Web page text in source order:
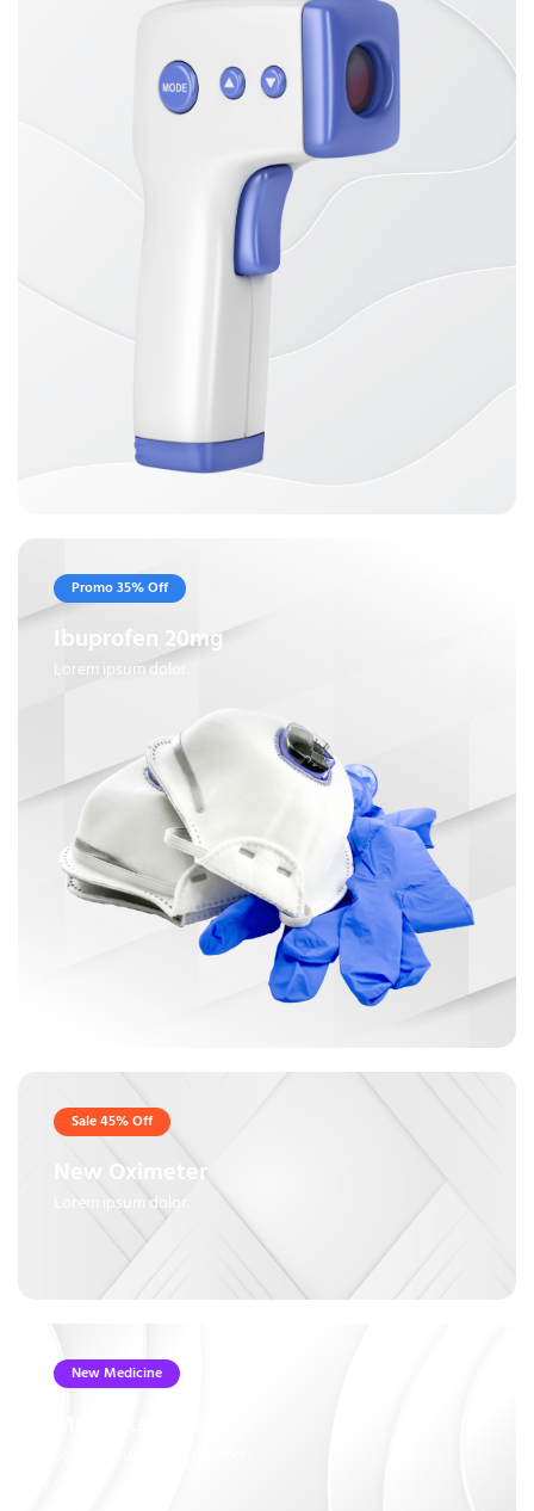
Promo 35% Off
Ibuprofen 20mg
Lorem ipsum dolor.
Sale 45% Off
New Oximeter
Lorem ipsum dolor.
New Medicine